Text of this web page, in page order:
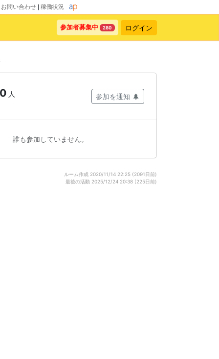
お問い合わせ 稼働状況
参加者募集中 280 ログイン
0 人 参加を通知
誰も参加していません。
ルーム作成 2020/11/14 22:25 (2091日前)
最後の活動 2025/12/24 20:38 (225日前)